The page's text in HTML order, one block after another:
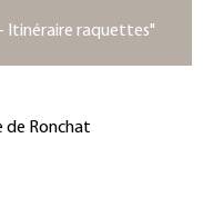
Itinéraire raquettes"
de Ronchat